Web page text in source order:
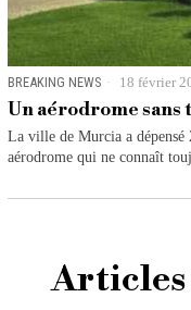
BREAKING NEWS 18 février
Un aérodrome sans
La ville de Murcia a dépensé
aérodrome qui ne connaît
Articles